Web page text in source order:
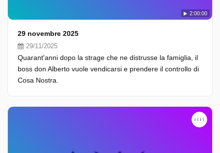
2:00:00
29 novembre 2025
29/11/2025
Quarant'anni dopo la strage che ne distrusse la famiglia, il
boss don Alberto vuole vendicarsi e prendere il controllo di
Cosa Nostra.